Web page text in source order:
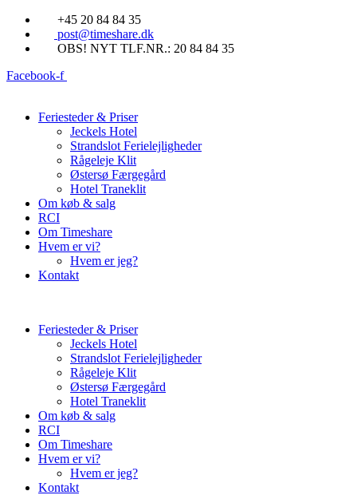
Videre
indhold
+45 20 84 84 35
post@timeshare.dk
OBS! NYT TLF.NR.: 20 84 84 35
Facebook-f
Feriesteder & Priser
Jeckels Hotel
Strandslot Ferielejligheder
Rågeleje Klit
Østersø Færgegård
Hotel Traneklit
Om køb & salg
RCI
Om Timeshare
Hvem er vi?
Hvem er jeg?
Kontakt
Feriesteder & Priser
Jeckels Hotel
Strandslot Ferielejligheder
Rågeleje Klit
Østersø Færgegård
Hotel Traneklit
Om køb & salg
RCI
Om Timeshare
Hvem er vi?
Hvem er jeg?
Kontakt